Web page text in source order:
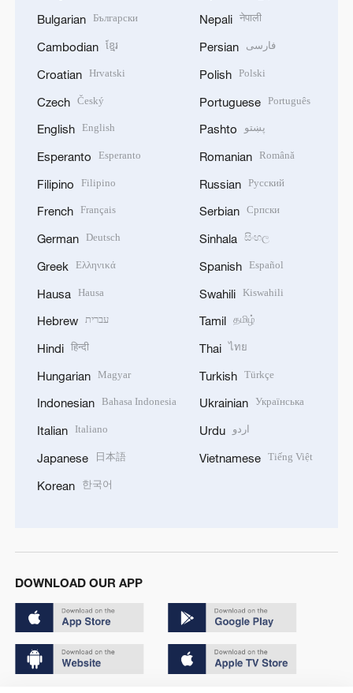
Bulgarian Български
Cambodian ខ្មែរ
Croatian Hrvatski
Czech Český
English English
Esperanto Esperanto
Filipino Filipino
French Français
German Deutsch
Greek Ελληνικά
Hausa Hausa
Hebrew עברית
Hindi हिन्दी
Hungarian Magyar
Indonesian Bahasa Indonesia
Italian Italiano
Japanese 日本語
Korean 한국어
Nepali नेपाली
Persian فارسی
Polish Polski
Portuguese Português
Pashto پښتو
Romanian Română
Russian Русский
Serbian Српски
Sinhala සිංහල
Spanish Español
Swahili Kiswahili
Tamil தமிழ்
Thai ไทย
Turkish Türkçe
Ukrainian Українська
Urdu اردو
Vietnamese Tiếng Việt
DOWNLOAD OUR APP